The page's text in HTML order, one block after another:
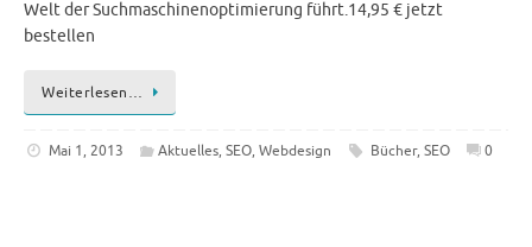
Welt der Suchmaschinenoptimierung führt.14,95 € jetzt
bestellen
Weiterlesen…
Mai 1, 2013 Aktuelles,SEO,Webdesign Bücher, SEO 0